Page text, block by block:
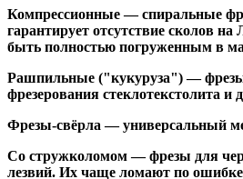
Компрессионные— спиральные
гарантирует отсутствие сколов
быть полностью погруженным в
Рашпильные ("кукуруза")— фрезы
фрезерования стеклотекстолита
Фрезы-свёрла — универсальный
Со стружколомом— фрезы для
лезвий. Их чаще ломают по